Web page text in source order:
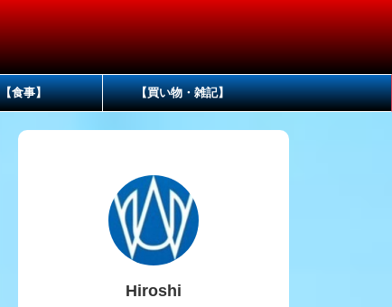
【食事】 【買い物・雑記】
Hiroshi